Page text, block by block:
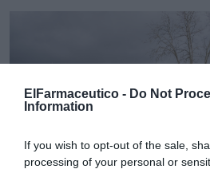
ElFarmaceutico - Do Not
Information
If you wish to opt-out of the sale,
processing of your personal or